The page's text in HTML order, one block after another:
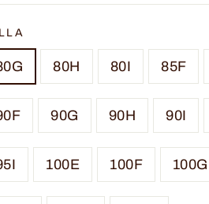
80H 80I 85F
90G 90H 90I
100E 100F 100G